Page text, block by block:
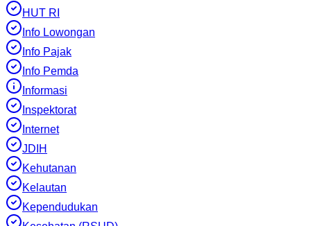
HUT RI
Info Lowongan
Info Pajak
Info Pemda
Informasi
Inspektorat
Internet
JDIH
Kehutanan
Kelautan
Kependudukan